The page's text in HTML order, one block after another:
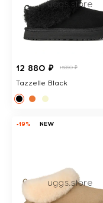
12 880 ₽ 15890 ₽
Tazzelle Black
-19% NEW